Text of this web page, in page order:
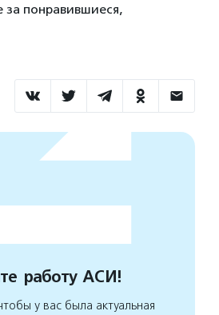
за понравившиеся,
работу АСИ!
у вас была актуальная